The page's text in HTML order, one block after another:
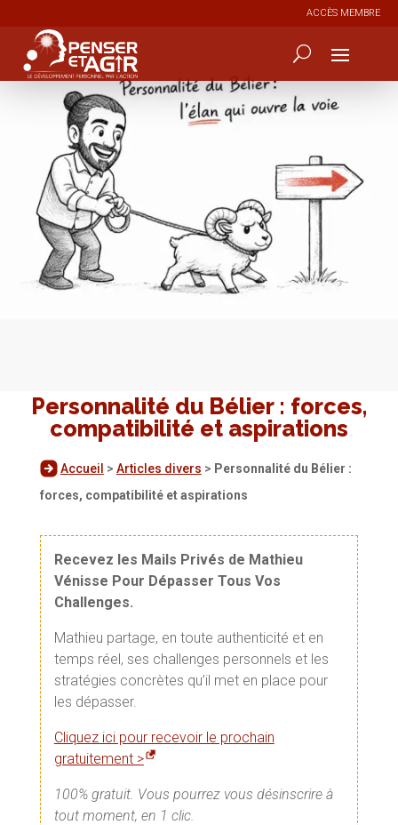
ACCÈS MEMBRE
Personnalité du Bélier : forces,
compatibilité et aspirations
Accueil > Articles divers > Personnalité du Bélier :
forces, compatibilité et aspirations
Recevez les Mails Privés de Mathieu
Vénisse Pour Dépasser Tous Vos
Challenges.
Mathieu partage, en toute authenticité et en
temps réel, ses challenges personnels et les
stratégies concrètes qu’il met en place pour
les dépasser.
Cliquez ici pour recevoir le prochain
gratuitement >
100% gratuit. Vous pourrez vous désinscrire à
tout moment, en 1 clic.